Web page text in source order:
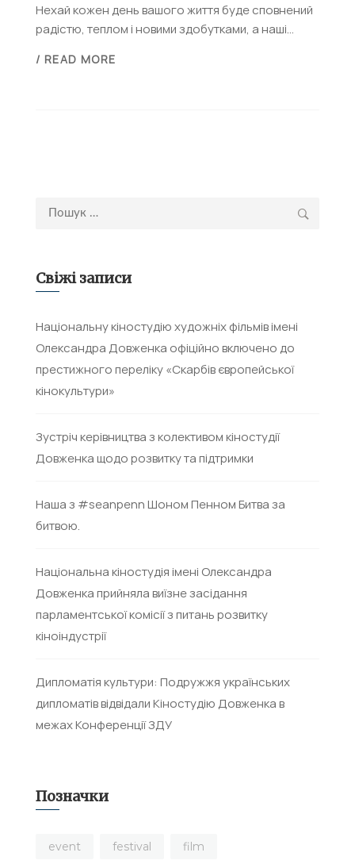
Нехай кожен день вашого життя буде сповнений
радістю, теплом і новими здобутками, а наші...
/ READ MORE
Пошук:
Свіжі записи
Національну кіностудію художніх фільмів імені
Олександра Довженка офіційно включено до
престижного переліку «Скарбів європейської
кінокультури»
Зустріч керівництва з колективом кіностудії
Довженка щодо розвитку та підтримки
Наша з #seanpenn Шоном Пенном Битва за
битвою.
Національна кіностудія імені Олександра
Довженка прийняла виїзне засідання
парламентської комісії з питань розвитку
кіноіндустрії
Дипломатія культури: Подружжя українських
дипломатів відвідали Кіностудію Довженка в
межах Конференції ЗДУ
Позначки
event festival film